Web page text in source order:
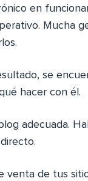
en
Mucha
se
hacer con él.
adecuada.
venta de tus